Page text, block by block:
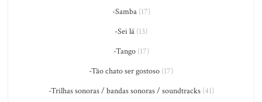
-Samba(17)
-Sei lá (13)
-Tango(17)
-Tão chato ser gostoso (17)
-Trilhas sonoras / bandas sonoras / soundtracks(41)